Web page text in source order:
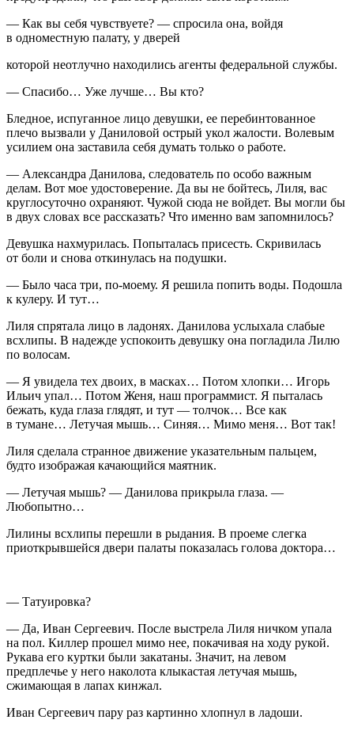
— Как вы себя чувствуете? — спросила она, войдя
в одноместную палату, у дверей
которой неотлучно находились агенты федеральной службы.
— Спасибо… Уже лучше… Вы кто?
Бледное, испуганное лицо девушки, ее перебинтованное
плечо вызвали у Даниловой острый укол жалости. Волевым
усилием она заставила себя думать только о работе.
— Александра Данилова, следователь по особо важным
делам. Вот мое удостоверение. Да вы не бойтесь, Лиля, вас
круглосуточно охраняют. Чужой сюда не войдет. Вы могли бы
в двух словах все рассказать? Что именно вам запомнилось?
Девушка нахмурилась. Попыталась присесть. Скривилась
от боли и снова откинулась на подушки.
— Было часа три, по-моему. Я решила попить воды. Подошла
к кулеру. И тут…
Лиля спрятала лицо в ладонях. Данилова услыхала слабые
всхлипы. В надежде успокоить девушку она погладила Лилю
по волосам.
— Я увидела тех двоих, в масках… Потом хлопки… Игорь
Ильич упал… Потом Женя, наш программист. Я пыталась
бежать, куда глаза глядят, и тут — толчок… Все как
в тумане… Летучая мышь… Синяя… Мимо меня… Вот так!
Лиля сделала странное движение указательным пальцем,
будто изображая качающийся маятник.
— Летучая мышь? — Данилова прикрыла глаза. —
Любопытно…
Лилины всхлипы перешли в рыдания. В проеме слегка
приоткрывшейся двери палаты показалась голова доктора…
— Татуировка?
— Да, Иван Сергеевич. После выстрела Лиля ничком упала
на пол. Киллер прошел мимо нее, покачивая на ходу рукой.
Рукава его куртки были закатаны. Значит, на левом
предплечье у него наколота клыкастая летучая мышь,
сжимающая в лапах кинжал.
Иван Сергеевич пару раз картинно хлопнул в ладоши.